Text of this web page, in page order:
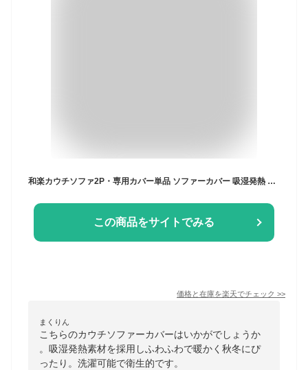
和楽カウチソファ2P・専用カバー単品 ソファーカバー 吸湿発熱 フワフワ 洗濯可能 ソファカバー A01専用カバー 当店のA01シリーズのみに対応
この商品をサイトでみる
価格と在庫を楽天でチェック >>
まくりん
こちらのカウチソファーカバーはいかがでしょうか
。吸湿発熱素材を採用しふわふわで暖かく秋冬にぴ
ったり。洗濯可能で衛生的です。